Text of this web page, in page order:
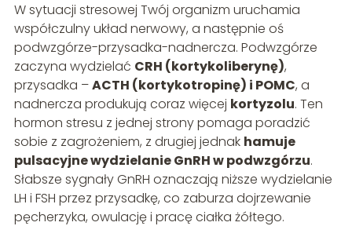
W sytuacji stresowej Twój organizm uruchamia
współczulny układ nerwowy, a następnie oś
podwzgórze-przysadka-nadnercza. Podwzgórze
zaczyna wydzielać CRH (kortykoliberynę),
przysadka –ACTH (kortykotropinę) i POMC, a
nadnercza produkują coraz więcej kortyzolu. Ten
hormon stresu z jednej strony pomaga poradzić
sobie z zagrożeniem, z drugiej jednak hamuje
pulsacyjne wydzielanie GnRH w podwzgórzu.
Słabsze sygnały GnRH oznaczają niższe wydzielanie
LH i FSH przez przysadkę, co zaburza dojrzewanie
pęcherzyka, owulację i pracę ciałka żółtego.